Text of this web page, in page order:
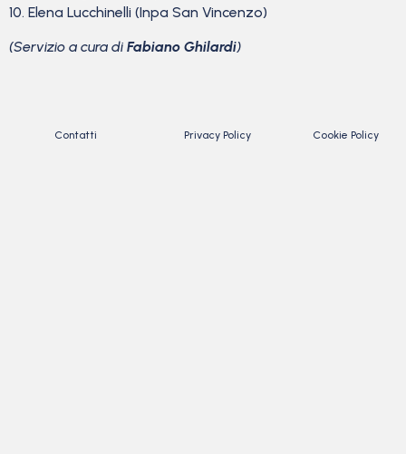
10. Elena Lucchinelli (Inpa San Vincenzo)
(Servizio a cura di Fabiano Ghilardi)
Contatti Privacy Policy Cookie Policy